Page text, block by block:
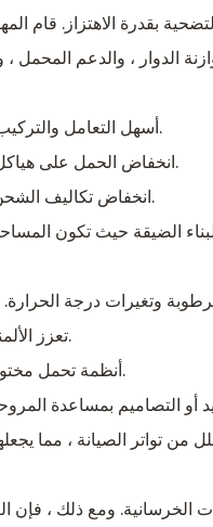
بقدرة الاهتزاز. قام
أسهل التعامل والتركيب ، وخاصة على القوالب العمودية أو النفقات العامة.
انخفاض الحمل على هياكل الدعم ، مما يسمح بمزيد من المرونة في التصميم.
انخفاض تكاليف الشحن والتخزين ، وخاصة للمشترين بالجملة أو الخارجية.
تعزز الألمنيوم أو العلب سبيكة من أجل مزايا القوة إلى الوزن.
أنظمة تحمل مختومة التي تحمي المكونات الداخلية من الغبار والطين.
الخرسانية. ومع ذلك ، فإن